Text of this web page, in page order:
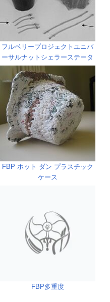
フルベリープロジェクトユニバ
ーサルナットシェラーステータ
ーモールドの組み立て
FBP ホット ダン プラスチック
ケース
FBP多重度